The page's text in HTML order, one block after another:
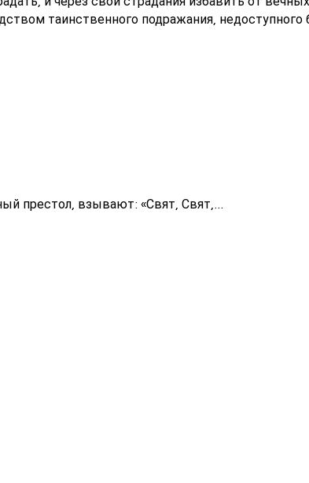
таинственного подражания, недоступного
престол, взывают: «Свят, Свят,...